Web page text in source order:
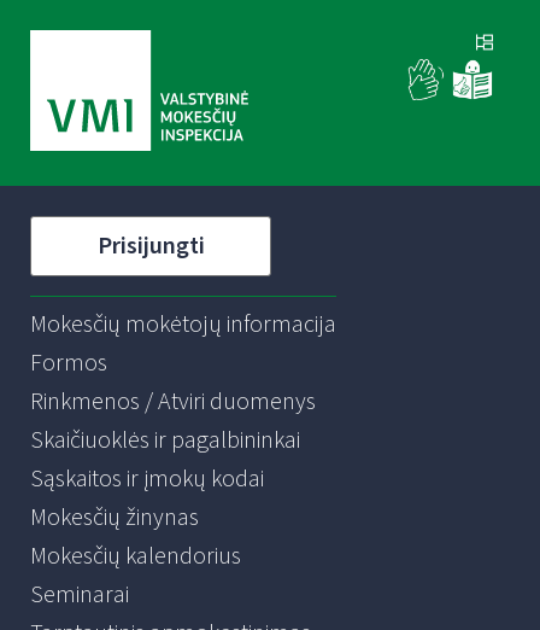
Prisijungti
Mokesčių mokėtojų informacija
Formos
Rinkmenos / Atviri duomenys
Skaičiuoklės ir pagalbininkai
Sąskaitos ir įmokų kodai
Mokesčių žinynas
Mokesčių kalendorius
Seminarai